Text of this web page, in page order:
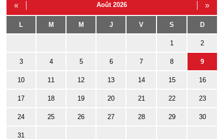
« Août 2026 »
L M M J V S D
1 2
3 4 5 6 7 8 9
10 11 12 13 14 15 16
17 18 19 20 21 22 23
24 25 26 27 28 29 30
31